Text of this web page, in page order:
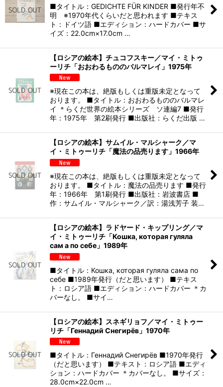
絞り込む
■タイトル：GEDICHTE FÜR KINDER ■発行年不
明 ※1970年代くらいだと思われます ■テキス
ト：ドイツ語 ■エディション：ハードカバー ■サ
イズ：22.0cm×17.0cm …
【ロシアの絵本】チュコフスキー／マイ・ミトゥ
ーリチ「おおわるもののバルマレイ」1975年
※現在この本は、絶版もしくは重版未定となって
おります。 ■タイトル：おおわるもののバルマレ
イ ＊らくだ世界の絵本シリーズ ソ連編7 ■発行
年：1975年 第2刷発行 ■出版社：らくだ出版 …
【ロシアの絵本】サムイル・マルシャーク／マ
イ・ミトゥーリチ「魔法の品売ります」1966年
※現在この本は、絶版もしくは重版未定となって
おります。 ■タイトル：魔法の品売ります ■発行
年：1966年 第1刷発行 ■出版社：岩波書店 ■
作：サムイル・マルシャーク／訳：湯浅芳子 装…
【ロシアの絵本】ラドヤード・キップリング／マ
イ・ミトゥーリチ「Кошка, которая гуляла
сам а по себе」1989年
■タイトル：Кошка, которая гуляла сама по
себе ■1989年発行（だと思います） ■テキス
ト：ロシア語 ■エディション：ハードカバー ＊カ
バーなし。 ■サイ…
【ロシアの絵本】スネギリョフ／マイ・ミトゥー
リチ「Геннадий Снегирёв」1970年
■タイトル：Геннадий Снегирёв ■1970年発行
（だと思います） ■テキスト：ロシア語 ■エディ
ション：ハードカバー ＊カバーなし。 ■サイズ：
28.0cm×22.0cm …